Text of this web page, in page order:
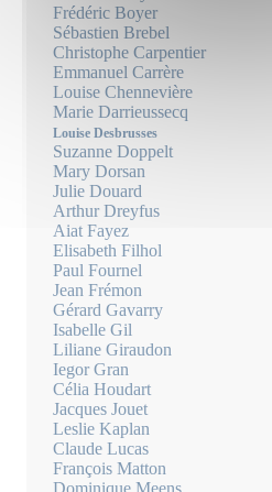
Frédéric Boyer
Sébastien Brebel
Christophe Carpentier
Emmanuel Carrère
Louise Chennevière
Marie Darrieussecq
Louise Desbrusses
Suzanne Doppelt
Mary Dorsan
Julie Douard
Arthur Dreyfus
Aiat Fayez
Elisabeth Filhol
Paul Fournel
Jean Frémon
Gérard Gavarry
Isabelle Gil
Liliane Giraudon
Iegor Gran
Célia Houdart
Jacques Jouet
Leslie Kaplan
Claude Lucas
François Matton
Dominique Meens